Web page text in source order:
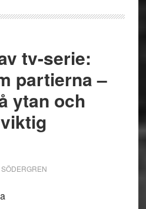
tv-serie:
partierna –
ytan och